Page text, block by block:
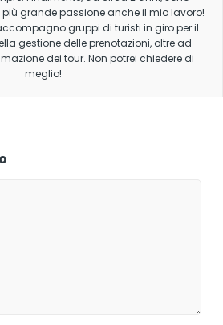
grande passione anche il mio lavoro!
gruppi di turisti in giro per il
gestione delle prenotazioni, oltre ad
dei tour. Non potrei chiedere di
meglio!